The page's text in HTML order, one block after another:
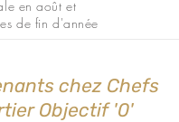
en août et
de fin d'année
chez Chefs
Objectif '0'